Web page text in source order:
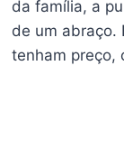
da família, a
de um abraço.
tenham preço,